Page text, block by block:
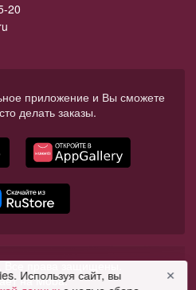
20
приложение и Вы сможете
делать заказы.
Все права защищены.
на Moba.
Используя сайт, вы
✕